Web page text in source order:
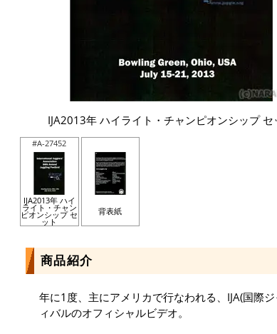
IJA2013年 ハイライト・チャンピオンシップ セ
#A-27452
IJA2013年 ハイ
ライト・チャン
ピオンシップ セ
ット
背表紙
商品紹介
年に1度、主にアメリカで行なわれる、IJA(国際
ィバルのオフィシャルビデオ。